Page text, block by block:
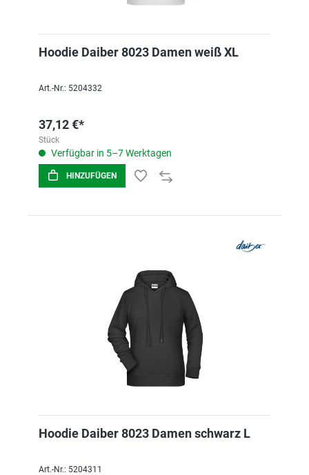
Hoodie Daiber 8023 Damen weiß XL
Art.-Nr.: 5204332
37,12 €*
Stück
Verfügbar in 5–7 Werktagen
HINZUFÜGEN
Hoodie Daiber 8023 Damen schwarz L
Art.-Nr.: 5204311